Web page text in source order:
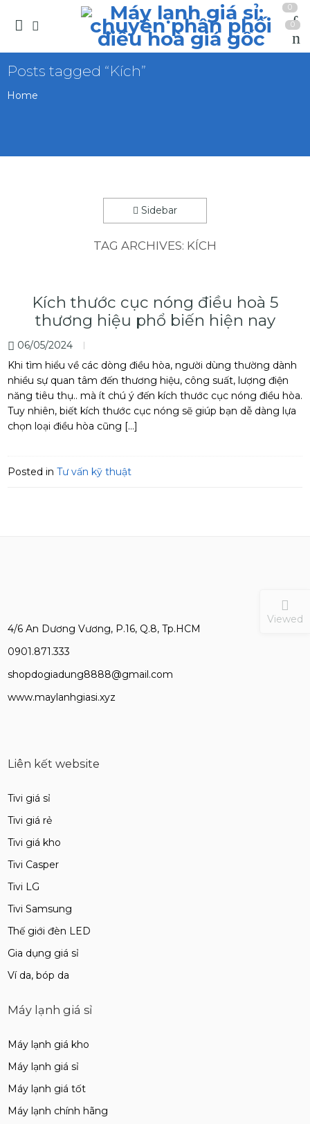
0
0
Posts tagged “Kích”
Home
Sidebar
TAG ARCHIVES: KÍCH
Kích thước cục nóng điều hoà 5
thương hiệu phổ biến hiện nay
06/05/2024
Khi tìm hiểu về các dòng điều hòa, người dùng thường dành
nhiều sự quan tâm đến thương hiệu, công suất, lượng điện
năng tiêu thụ.. mà ít chú ý đến kích thước cục nóng điều hòa.
Tuy nhiên, biết kích thước cục nóng sẽ giúp bạn dễ dàng lựa
chọn loại điều hòa cũng […]
Posted in Tư vấn kỹ thuật
4/6 An Dương Vương, P.16, Q.8, Tp.HCM
0901.871.333
shopdogiadung8888@gmail.com
www.maylanhgiasi.xyz
Liên kết website
Tivi giá sỉ
Tivi giá rẻ
Tivi giá kho
Tivi Casper
Tivi LG
Tivi Samsung
Thế giới đèn LED
Gia dụng giá sỉ
Ví da, bóp da
Máy lạnh giá sỉ
Máy lạnh giá kho
Máy lạnh giá sỉ
Máy lạnh giá tốt
Máy lạnh chính hãng
Viewed